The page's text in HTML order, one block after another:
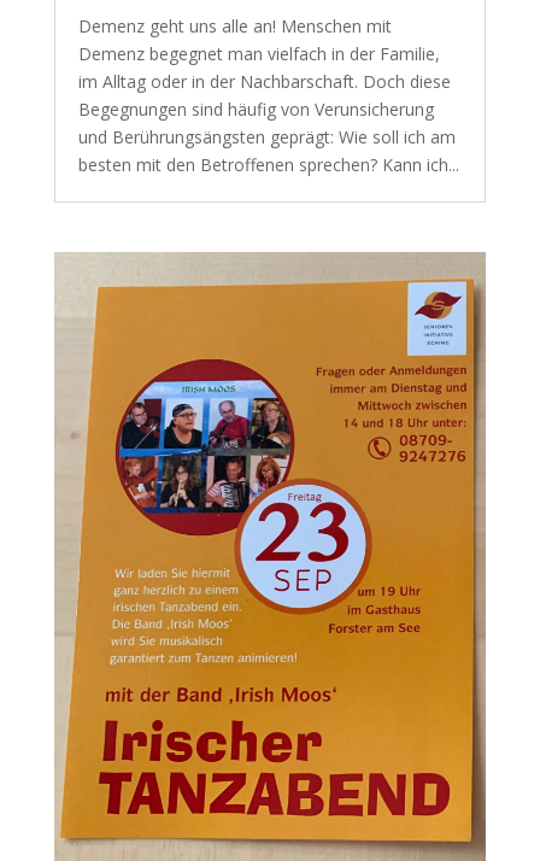
Demenz geht uns alle an! Menschen mit
Demenz begegnet man vielfach in der Familie,
im Alltag oder in der Nachbarschaft. Doch diese
Begegnungen sind häufig von Verunsicherung
und Berührungsängsten geprägt: Wie soll ich am
besten mit den Betroffenen sprechen? Kann ich...